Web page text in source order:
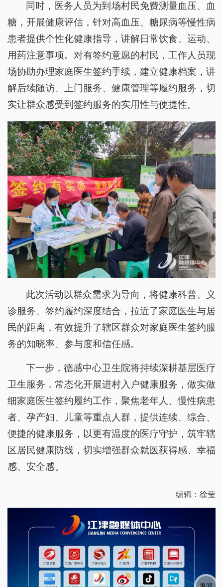
同时，医务人员为到场村民免费测量血压、血
糖，开展健康评估，针对高血压、糖尿病等慢性病
患者提供个性化健康指导，讲解日常饮食、运动、
用药注意事项。对有签约意愿的村民，工作人员现
场协助办理家庭医生签约手续，建立健康档案，讲
解后续随访、上门服务、健康管理等履约服务，切
实让群众感受到签约服务的实用性与便捷性。
此次活动以群众需求为导向，将健康科普、义
诊服务、签约履约深度结合，拉近了家庭医生与居
民的距离，有效提升了辖区群众对家庭医生签约服
务的知晓率、参与度和信任感。
下一步，德感中心卫生院将持续深耕基层医疗
卫生服务，常态化开展进村入户健康服务，做实做
细家庭医生签约履约工作，聚焦老年人、慢性病患
者、孕产妇、儿童等重点人群，提供连续、综合、
便捷的健康服务，以更有温度的医疗守护，筑牢辖
区居民健康防线，切实增强群众就医获得感、幸福
感、安全感。
编辑：徐莹